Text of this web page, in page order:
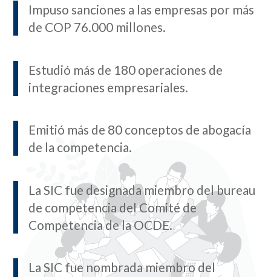
Impuso sanciones a las empresas por más
de COP 76.000 millones.
Estudió más de 180 operaciones de
integraciones empresariales.
Emitió más de 80 conceptos de abogacía
de la competencia.
La SIC fue designada miembro del bureau
de competencia del Comité de
Competencia de la OCDE.
La SIC fue nombrada miembro del